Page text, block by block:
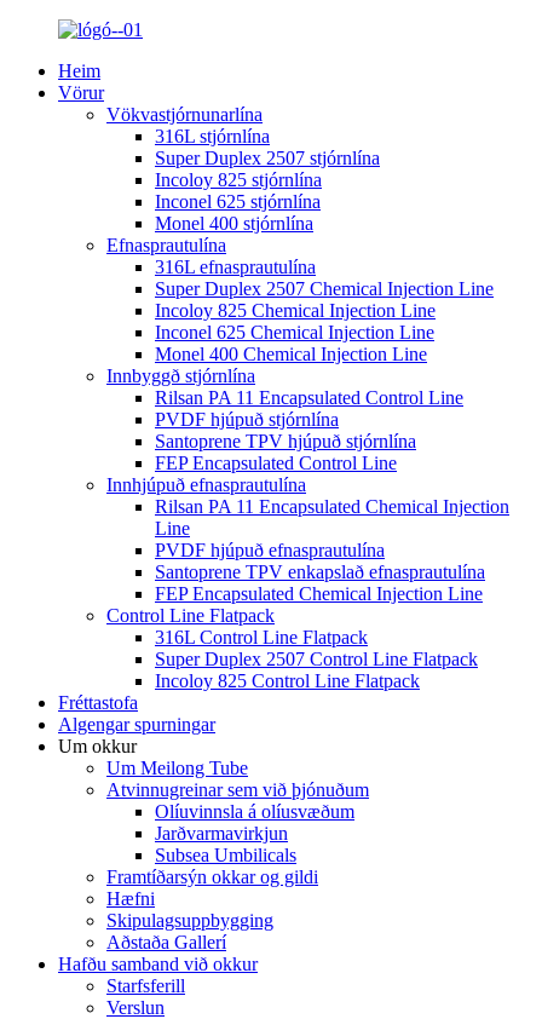
Heim
Vörur
Vökvastjórnunarlína
316L stjórnlína
Super Duplex 2507 stjórnlína
Incoloy 825 stjórnlína
Inconel 625 stjórnlína
Monel 400 stjórnlína
Efnasprautulína
316L efnasprautulína
Super Duplex 2507 Chemical Injection Line
Incoloy 825 Chemical Injection Line
Inconel 625 Chemical Injection Line
Monel 400 Chemical Injection Line
Innbyggð stjórnlína
Rilsan PA 11 Encapsulated Control Line
PVDF hjúpuð stjórnlína
Santoprene TPV hjúpuð stjórnlína
FEP Encapsulated Control Line
Innhjúpuð efnasprautulína
Rilsan PA 11 Encapsulated Chemical Injection
Line
PVDF hjúpuð efnasprautulína
Santoprene TPV enkapslað efnasprautulína
FEP Encapsulated Chemical Injection Line
Control Line Flatpack
316L Control Line Flatpack
Super Duplex 2507 Control Line Flatpack
Incoloy 825 Control Line Flatpack
Fréttastofa
Algengar spurningar
Um okkur
Um Meilong Tube
Atvinnugreinar sem við þjónuðum
Olíuvinnsla á olíusvæðum
Jarðvarmavirkjun
Subsea Umbilicals
Framtíðarsýn okkar og gildi
Hæfni
Skipulagsuppbygging
Aðstaða Gallerí
Hafðu samband við okkur
Starfsferill
Verslun